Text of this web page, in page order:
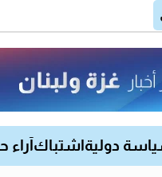
دولية اشتباك آراء